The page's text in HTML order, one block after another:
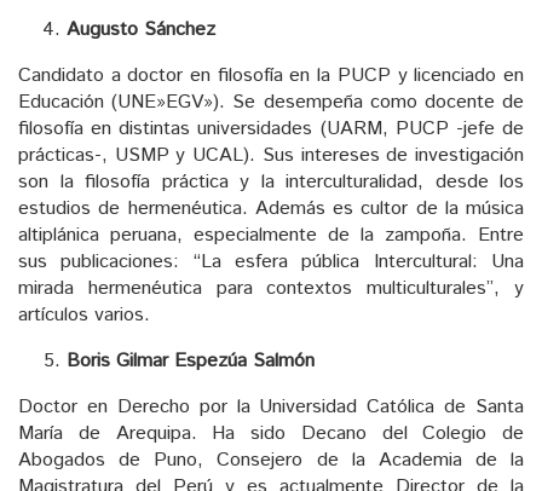
Augusto Sánchez
Candidato a doctor en filosofía en la PUCP y licenciado en
Educación (UNE»EGV»). Se desempeña como docente de
filosofía en distintas universidades (UARM, PUCP -jefe de
prácticas-, USMP y UCAL). Sus intereses de investigación
son la filosofía práctica y la interculturalidad, desde los
estudios de hermenéutica. Además es cultor de la música
altiplánica peruana, especialmente de la zampoña. Entre
sus publicaciones: “La esfera pública Intercultural: Una
mirada hermenéutica para contextos multiculturales”, y
artículos varios.
Boris Gilmar Espezúa Salmón
Doctor en Derecho por la Universidad Católica de Santa
María de Arequipa. Ha sido Decano del Colegio de
Abogados de Puno, Consejero de la Academia de la